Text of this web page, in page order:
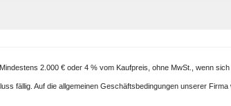
Mindestens 2.000 € oder 4 % vom Kaufpreis, ohne MwSt., wenn
fällig. Auf die allgemeinen Geschäftsbedingungen unserer